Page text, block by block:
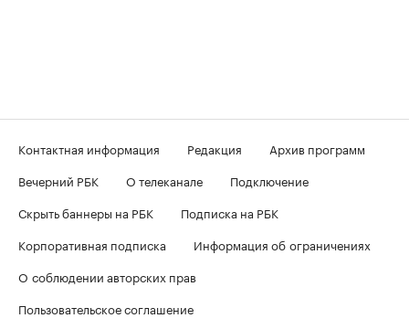
Контактная информация Редакция
Архив программ
Вечерний РБК
О телеканале
Подключение
Скрыть баннеры на РБК
Подписка на РБК
Корпоративная подписка
Информация об ограничениях
О соблюдении авторских прав
Пользовательское соглашение